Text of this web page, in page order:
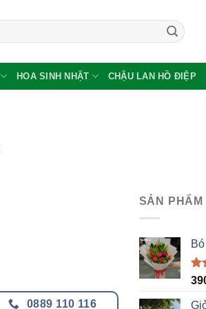
HOA SINH NHẬT CHẬU LAN HỒ ĐIỆP
0889 110 116
SẢN
5